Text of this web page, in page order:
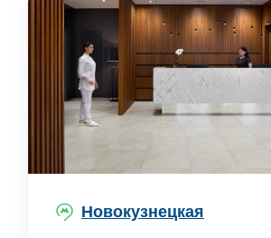
Новокузнецкая